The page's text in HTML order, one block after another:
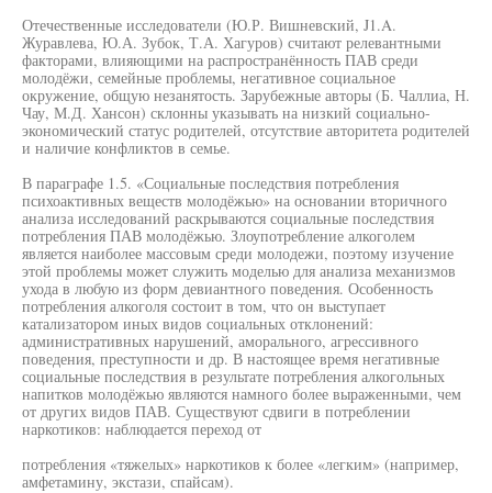
Отечественные исследователи (Ю.Р. Вишневский, J1.A.
Журавлева, Ю.А. Зубок, Т.А. Хагуров) считают релевантными
факторами, влияющими на распространённость ПАВ среди
молодёжи, семейные проблемы, негативное социальное
окружение, общую незанятость. Зарубежные авторы (Б. Чаллиа, Н.
Чау, М.Д. Хансон) склонны указывать на низкий социально-
экономический статус родителей, отсутствие авторитета родителей
и наличие конфликтов в семье.
В параграфе 1.5. «Социальные последствия потребления
психоактивных веществ молодёжью» на основании вторичного
анализа исследований раскрываются социальные последствия
потребления ПАВ молодёжью. Злоупотребление алкоголем
является наиболее массовым среди молодежи, поэтому изучение
этой проблемы может служить моделью для анализа механизмов
ухода в любую из форм девиантного поведения. Особенность
потребления алкоголя состоит в том, что он выступает
катализатором иных видов социальных отклонений:
административных нарушений, аморального, агрессивного
поведения, преступности и др. В настоящее время негативные
социальные последствия в результате потребления алкогольных
напитков молодёжью являются намного более выраженными, чем
от других видов ПАВ. Существуют сдвиги в потреблении
наркотиков: наблюдается переход от
потребления «тяжелых» наркотиков к более «легким» (например,
амфетамину, экстази, спайсам).